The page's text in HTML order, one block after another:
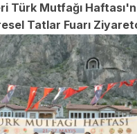
Türk Mutfağı
Tatlar Fuarı